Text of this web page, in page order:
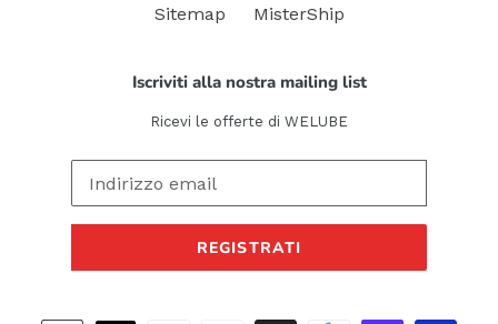
Sitemap
MisterShip
Iscriviti alla nostra mailing list
Ricevi le offerte di WELUBE
REGISTRATI